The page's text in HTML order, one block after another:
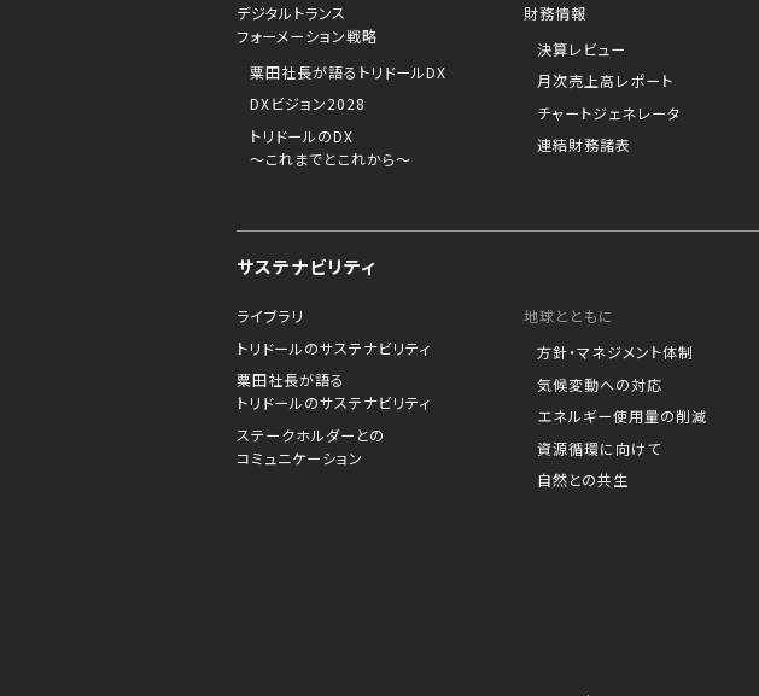
デジタルトランス
フォーメーション戦略
粟田社長が語るトリドールDX
DXビジョン2028
トリドールのDX
～これまでとこれから～
財務情報
決算レビュー
月次売上高レポート
チャートジェネレータ
連結財務諸表
サステナビリティ
ライブラリ
トリドールのサステナビリティ
粟田社長が語る
トリドールのサステナビリティ
ステークホルダーとの
コミュニケーション
地球とともに
方針・マネジメント体制
気候変動への対応
エネルギー使用量の削減
資源循環に向けて
自然との共生